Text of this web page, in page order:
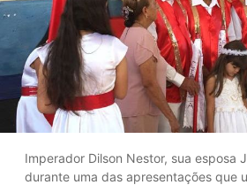
Imperador Dilson Nestor, sua esposa
durante uma das apresentações que